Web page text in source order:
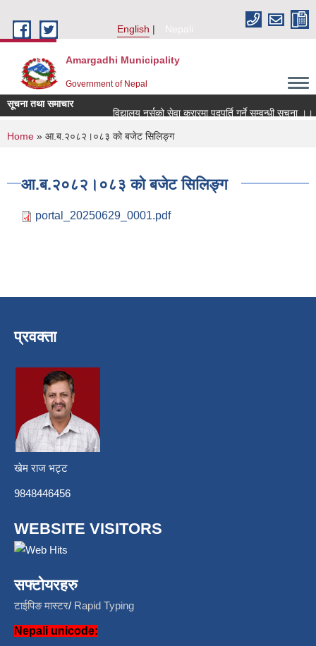
English
Nepali
Amargadhi Municipality
Government of Nepal
सूचना तथा समाचार
विद्यालय नर्सको सेवा करारमा पदपूर्ति गर्ने सम्वन्धी सूचना ।।
You are here
Home » आ.ब.२०८२।०८३ को बजेट सिलिङ्ग
आ.ब.२०८२।०८३ को बजेट सिलिङ्ग
portal_20250629_0001.pdf
प्रवक्ता
खेम राज भट्ट
9848446456
WEBSITE VISITORS
सफ्टोयरहरु
टाईपिङ मास्टर/ Rapid Typing
Nepali unicode: